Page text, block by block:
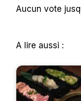
Aucun vote
A lire aussi :